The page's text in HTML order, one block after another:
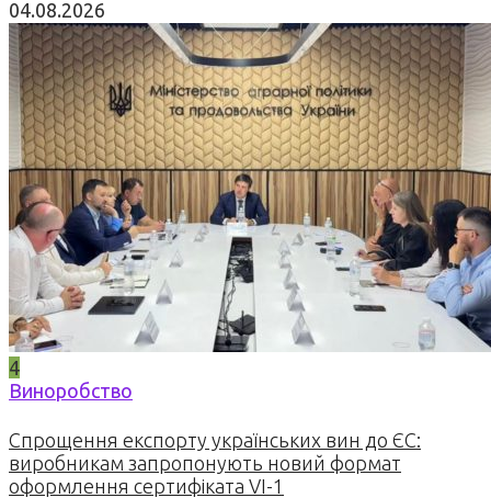
04.08.2026
4
Виноробство
Спрощення експорту українських вин до ЄС:
виробникам запропонують новий формат
оформлення сертифіката VI-1